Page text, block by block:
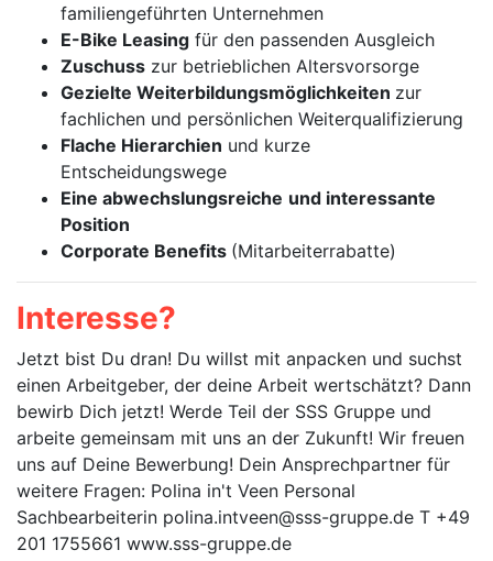
familiengeführten Unternehmen
E-Bike Leasing für den passenden Ausgleich
Zuschuss zur betrieblichen Altersvorsorge
Gezielte Weiterbildungsmöglichkeiten zur
fachlichen und persönlichen Weiterqualifizierung
Flache Hierarchien und kurze
Entscheidungswege
Eine abwechslungsreiche und interessante
Position
Corporate Benefits (Mitarbeiterrabatte)
Interesse?
Jetzt bist Du dran! Du willst mit anpacken und suchst
einen Arbeitgeber, der deine Arbeit wertschätzt? Dann
bewirb Dich jetzt! Werde Teil der SSS Gruppe und
arbeite gemeinsam mit uns an der Zukunft! Wir freuen
uns auf Deine Bewerbung! Dein Ansprechpartner für
weitere Fragen: Polina in't Veen Personal
Sachbearbeiterin polina.intveen@sss-gruppe.de T +49
201 1755661 www.sss-gruppe.de